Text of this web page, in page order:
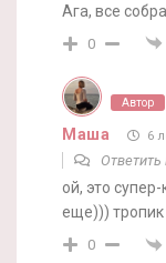
Ага, все
0
Автор
Маша 6
Ответить
ой, это
еще)))
0